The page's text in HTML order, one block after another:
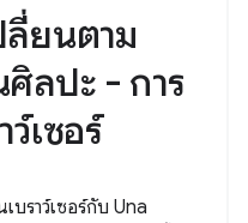
ยนตาม
ลปะ - การ
เซอร์
ราว์เซอร์กับ Una